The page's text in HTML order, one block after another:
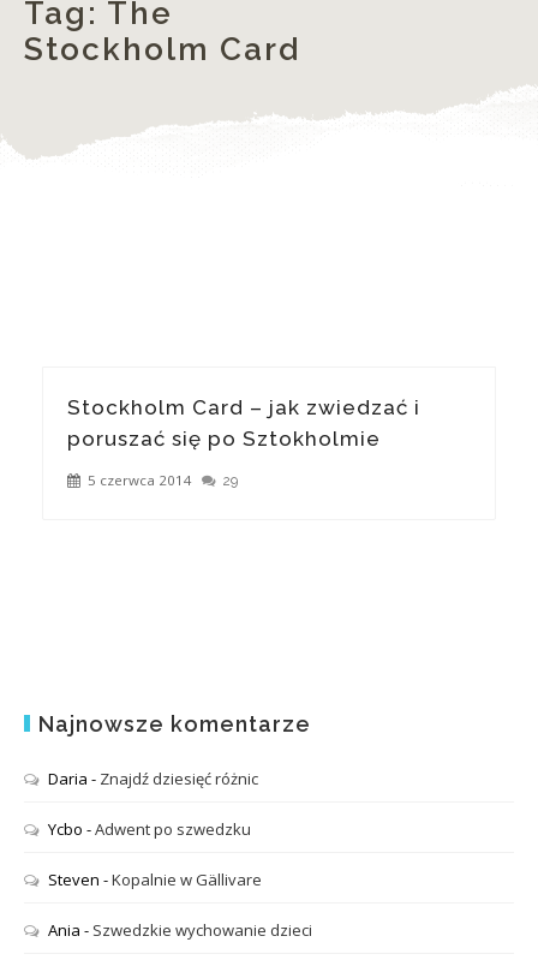
Tag: The
Stockholm Card
Stockholm Card – jak zwiedzać i
poruszać się po Sztokholmie
5 czerwca 2014 29
Najnowsze komentarze
Daria - Znajdź dziesięć różnic
Ycbo -Adwent po szwedzku
Steven -Kopalnie w Gällivare
Ania - Szwedzkie wychowanie dzieci